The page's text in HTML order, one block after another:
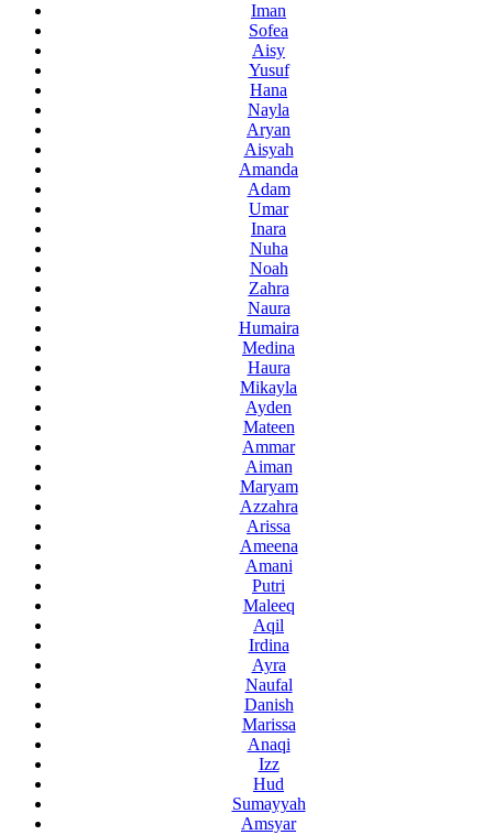
Iman
Sofea
Aisy
Yusuf
Hana
Nayla
Aryan
Aisyah
Amanda
Adam
Umar
Inara
Nuha
Noah
Zahra
Naura
Humaira
Medina
Haura
Mikayla
Ayden
Mateen
Ammar
Aiman
Maryam
Azzahra
Arissa
Ameena
Amani
Putri
Maleeq
Aqil
Irdina
Ayra
Naufal
Danish
Marissa
Anaqi
Izz
Hud
Sumayyah
Amsyar